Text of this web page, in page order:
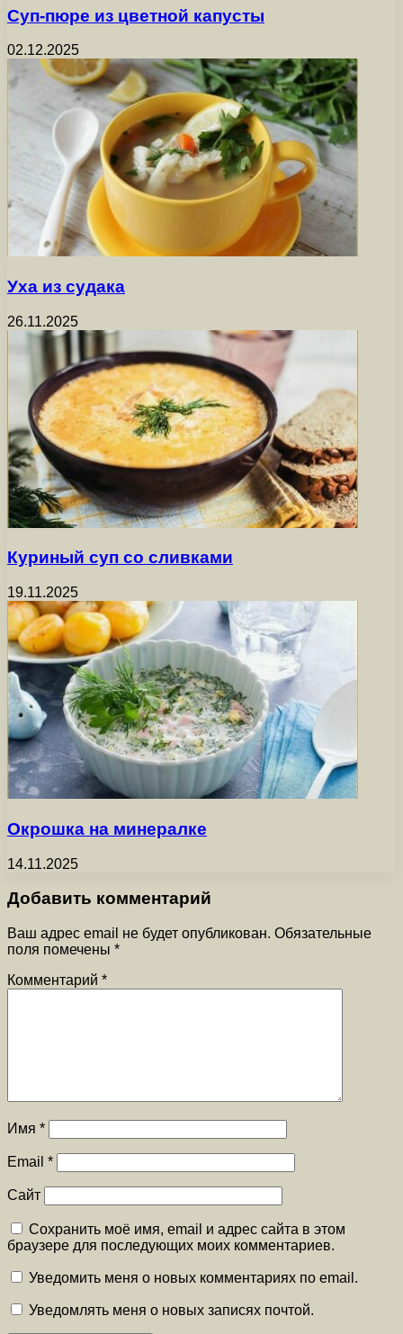
Суп-пюре из цветной капусты
02.12.2025
Уха из судака
26.11.2025
Куриный суп со сливками
19.11.2025
Окрошка на минералке
14.11.2025
Добавить комментарий
Ваш адрес email не будет опубликован. Обязательные
поля помечены *
Комментарий *
Имя *
Email *
Сайт
Сохранить моё имя, email и адрес сайта в этом
браузере для последующих моих комментариев.
Уведомить меня о новых комментариях по email.
Уведомлять меня о новых записях почтой.